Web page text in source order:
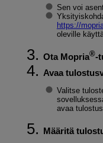
Sen voi
https://
oleville
Ota Mopria®-
Avaa
Valitse
avaa
Määritä